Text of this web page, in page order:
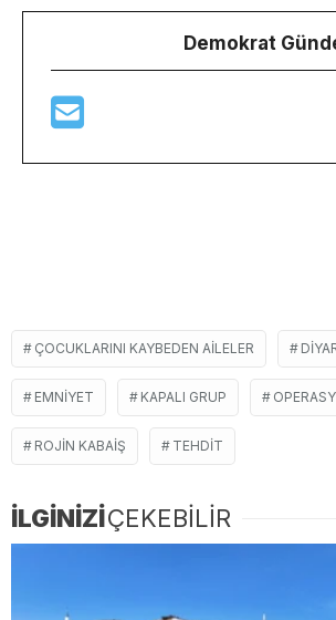
Demokrat
ÇOCUKLARINI KAYBEDEN AILELER
EMNIYET KAPALI GRUP
ROJIN KABAIŞ TEHDIT
İLGİNİZİÇEKEBİLİR